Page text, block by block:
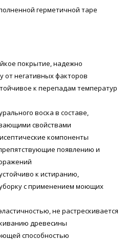
герметичной таре
покрытие, надежно
негативных факторов
к перепадам температур
воска в составе,
свойствами
компоненты
появлению и
к истиранию,
с применением моющих
не растрескивается
древесины
способностью